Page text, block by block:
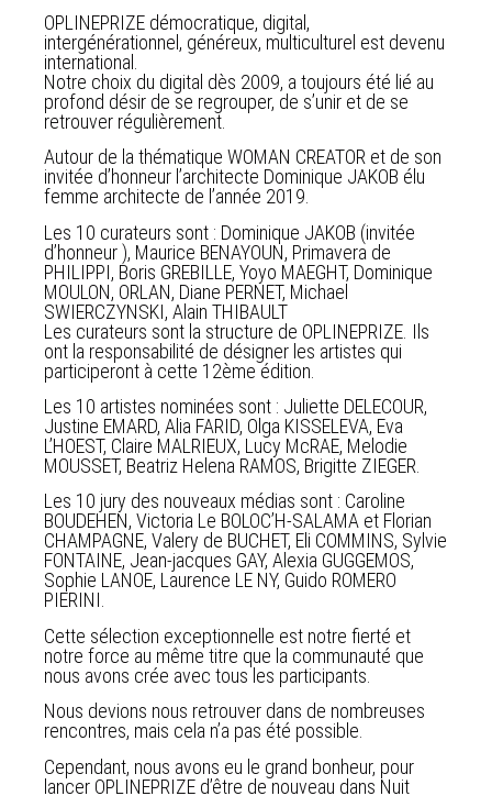
OPLINEPRIZE démocratique, digital,
intergénérationnel, généreux, multiculturel est devenu
international.
Notre choix du digital dès 2009, a toujours été lié au
profond désir de se regrouper, de s’unir et de se
retrouver régulièrement.
Autour de la thématique WOMAN CREATOR et de son
invitée d’honneur l’architecte Dominique JAKOB élu
femme architecte de l’année 2019.
Les 10 curateurs sont : Dominique JAKOB (invitée
d’honneur ), Maurice BENAYOUN, Primavera de
PHILIPPI, Boris GREBILLE, Yoyo MAEGHT, Dominique
MOULON, ORLAN, Diane PERNET, Michael
SWIERCZYNSKI, Alain THIBAULT
Les curateurs sont la structure de OPLINEPRIZE. Ils
ont la responsabilité de désigner les artistes qui
participeront à cette 12ème édition.
Les 10 artistes nominées sont : Juliette DELECOUR,
Justine EMARD, Alia FARID, Olga KISSELEVA, Eva
L’HOEST, Claire MALRIEUX, Lucy McRAE, Melodie
MOUSSET, Beatriz Helena RAMOS, Brigitte ZIEGER.
Les 10 jury des nouveaux médias sont : Caroline
BOUDEHEN, Victoria Le BOLOC’H-SALAMA et Florian
CHAMPAGNE, Valery de BUCHET, Eli COMMINS, Sylvie
FONTAINE, Jean-jacques GAY, Alexia GUGGEMOS,
Sophie LANOE, Laurence LE NY, Guido ROMERO
PIERINI.
Cette sélection exceptionnelle est notre fierté et
notre force au même titre que la communauté que
nous avons crée avec tous les participants.
Nous devions nous retrouver dans de nombreuses
rencontres, mais cela n’a pas été possible.
Cependant, nous avons eu le grand bonheur, pour
lancer OPLINEPRIZE d’être de nouveau dans Nuit